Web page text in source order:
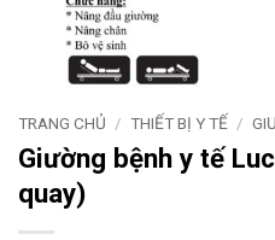
TRANG CHỦ / THIẾT BỊ Y TẾ /
Giường bệnh y tế
quay)